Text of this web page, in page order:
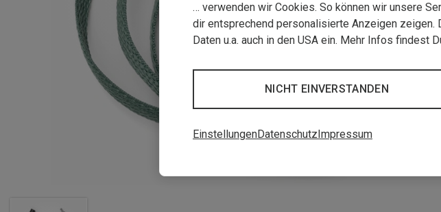
… verwenden wir Cookies. So können wir unsere
dir entsprechend personalisierte Anzeigen
Daten u.a. auch in den USA ein. Mehr Infos findest
NICHT EINVERSTANDEN
EinstellungenDatenschutzImpressum